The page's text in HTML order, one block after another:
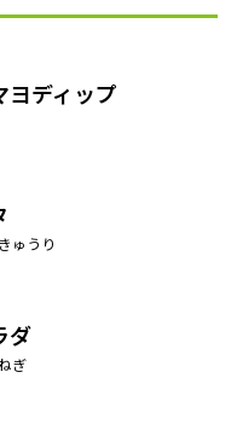
ヨディップ
ゅうり
ダ
ぎ